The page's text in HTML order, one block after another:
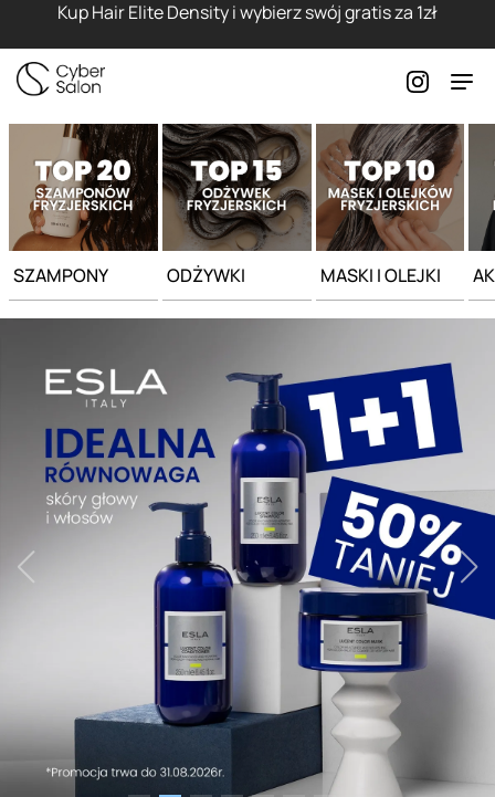
Kup Hair Elite Density i wybierz swój gratis za 1zł
SZAMPONY ODŻYWKI MASKI I OLEJKI
Strona główna - Cyber Salon